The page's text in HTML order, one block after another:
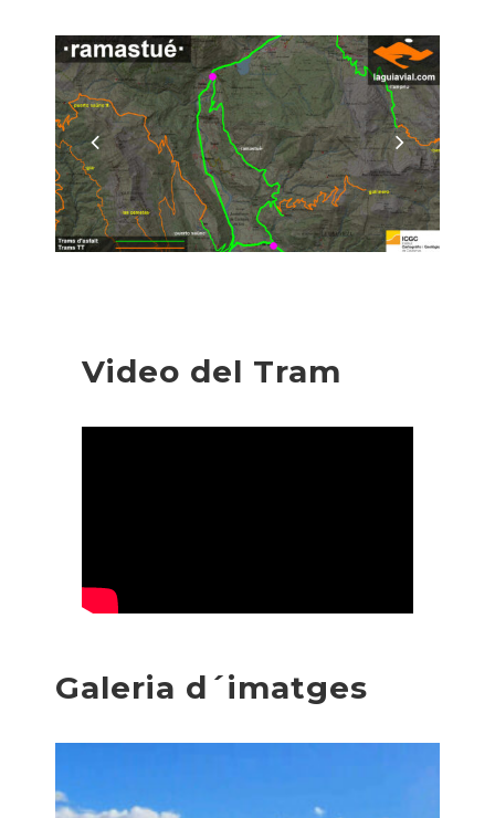
Video del Tram
Galeria d´imatges